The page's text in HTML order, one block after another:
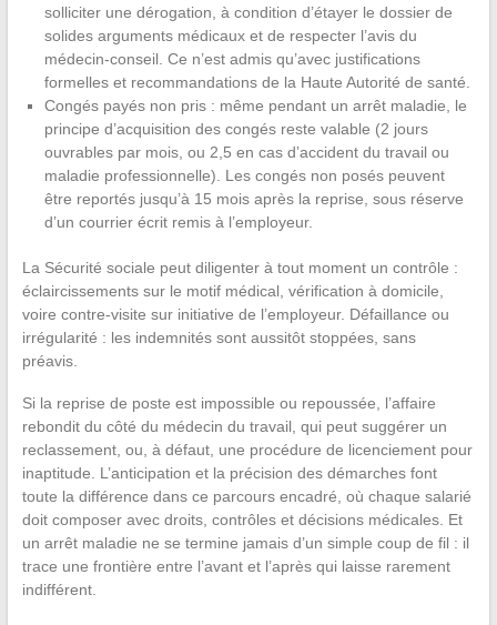
solliciter une dérogation, à condition d’étayer le dossier de
solides arguments médicaux et de respecter l’avis du
médecin-conseil. Ce n’est admis qu’avec justifications
formelles et recommandations de la Haute Autorité de santé.
Congés payés non pris : même pendant un arrêt maladie, le
principe d’acquisition des congés reste valable (2 jours
ouvrables par mois, ou 2,5 en cas d’accident du travail ou
maladie professionnelle). Les congés non posés peuvent
être reportés jusqu’à 15 mois après la reprise, sous réserve
d’un courrier écrit remis à l’employeur.
La Sécurité sociale peut diligenter à tout moment un contrôle :
éclaircissements sur le motif médical, vérification à domicile,
voire contre-visite sur initiative de l’employeur. Défaillance ou
irrégularité : les indemnités sont aussitôt stoppées, sans
préavis.
Si la reprise de poste est impossible ou repoussée, l’affaire
rebondit du côté du médecin du travail, qui peut suggérer un
reclassement, ou, à défaut, une procédure de licenciement pour
inaptitude. L’anticipation et la précision des démarches font
toute la différence dans ce parcours encadré, où chaque salarié
doit composer avec droits, contrôles et décisions médicales. Et
un arrêt maladie ne se termine jamais d’un simple coup de fil : il
trace une frontière entre l’avant et l’après qui laisse rarement
indifférent.